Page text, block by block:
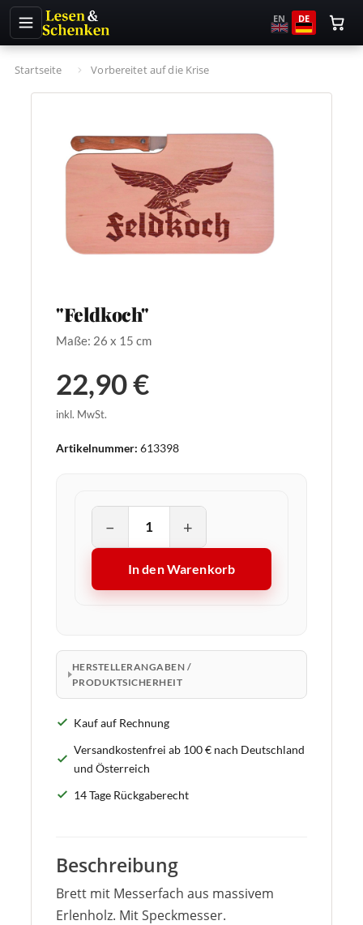
EN DE
Startseite Vorbereitet auf die Krise
"Feldkoch"
Maße: 26 x 15 cm
22,90 €
inkl. MwSt.
Artikelnummer: 613398
− +
In den Warenkorb
HERSTELLERANGABEN /
PRODUKTSICHERHEIT
Kauf auf Rechnung
Versandkostenfrei ab 100 € nach Deutschland
und Österreich
14 Tage Rückgaberecht
Beschreibung
Brett mit Messerfach aus massivem
Erlenholz. Mit Speckmesser.